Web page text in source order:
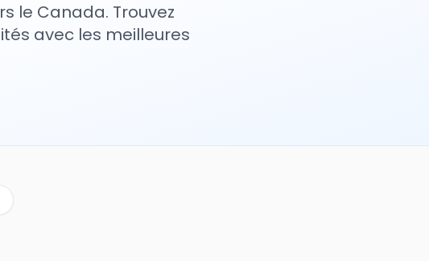
le Canada. Trouvez
avec les meilleures